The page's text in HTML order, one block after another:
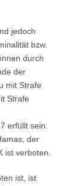
jedoch
bzw.
durch
der
mit Strafe
Strafe
erfüllt sein.
der
ist verboten.
ist, ist